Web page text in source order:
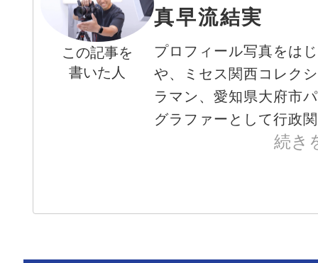
この記事を
書いた人
真早流結実
プロフィール写真をは
や、ミセス関西コレク
ラマン、愛知県大府市
グラファーとして行政
続き